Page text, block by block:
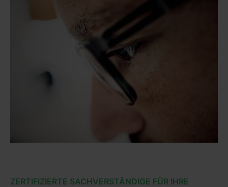
ZERTIFIZIERTE SACHVERSTÄNDIGE FÜR IHRE